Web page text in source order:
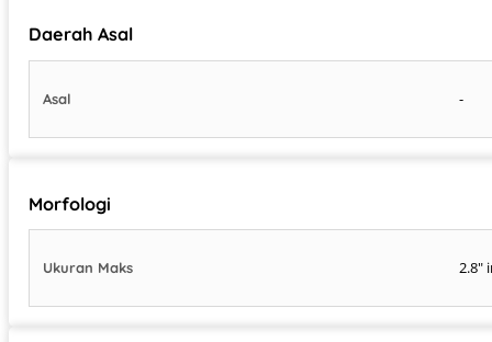
Daerah Asal
Asal -
Morfologi
Ukuran Maks 2.8"